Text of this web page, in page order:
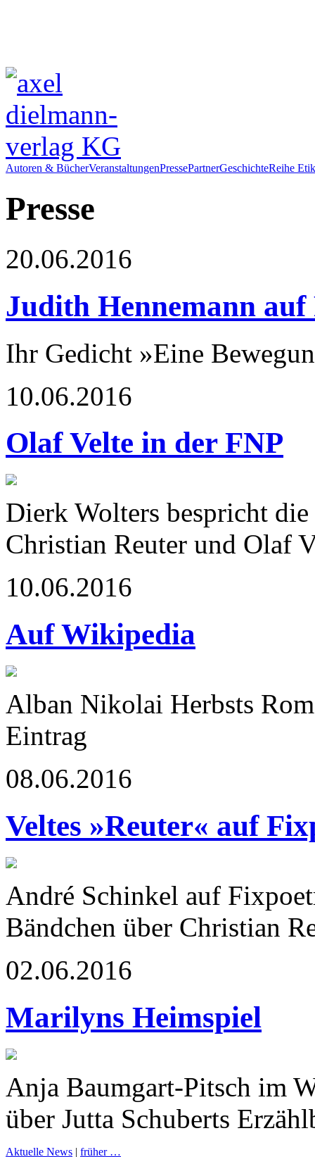
Autoren & BücherVeranstaltungenPressePartnerGeschichteReihe
Presse
20.06.2016
Judith Hennemann
Ihr Gedicht »Eine
10.06.2016
Olaf Velte in der FNP
Dierk Wolters bespricht
Christian Reuter und Olaf
10.06.2016
Auf Wikipedia
Alban Nikolai Herbsts
Eintrag
08.06.2016
Veltes »Reuter« auf
André Schinkel auf
Bändchen über Christian
02.06.2016
Marilyns Heimspiel
Anja Baumgart-Pitsch im
über Jutta Schuberts
Aktuelle News | früher …